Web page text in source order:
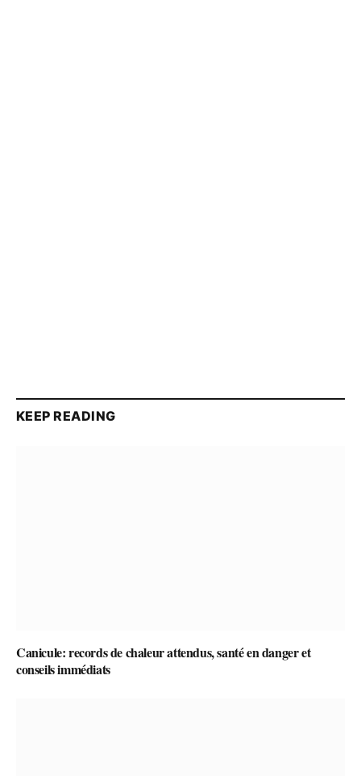
KEEP READING
Canicule: records de chaleur attendus, santé en danger et
conseils immédiats